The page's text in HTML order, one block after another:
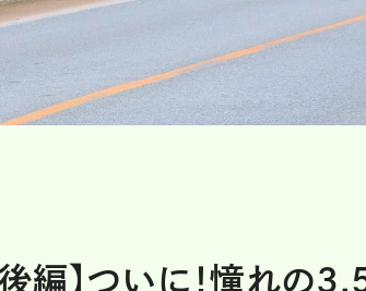
編】ついに！憧れの